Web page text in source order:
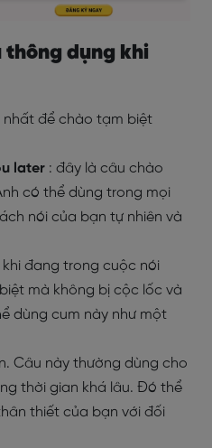
thông dụng khi
nhất để chào tạm biệt
later : đây là câu chào
có thể dùng trong mọi
nói của bạn tự nhiên và
khi đang trong cuộc nói
mà không bị cộc lốc và
dùng cum này như một
Câu này thường dùng cho
thời gian khá lâu. Đó thể
thiết của bạn với đối